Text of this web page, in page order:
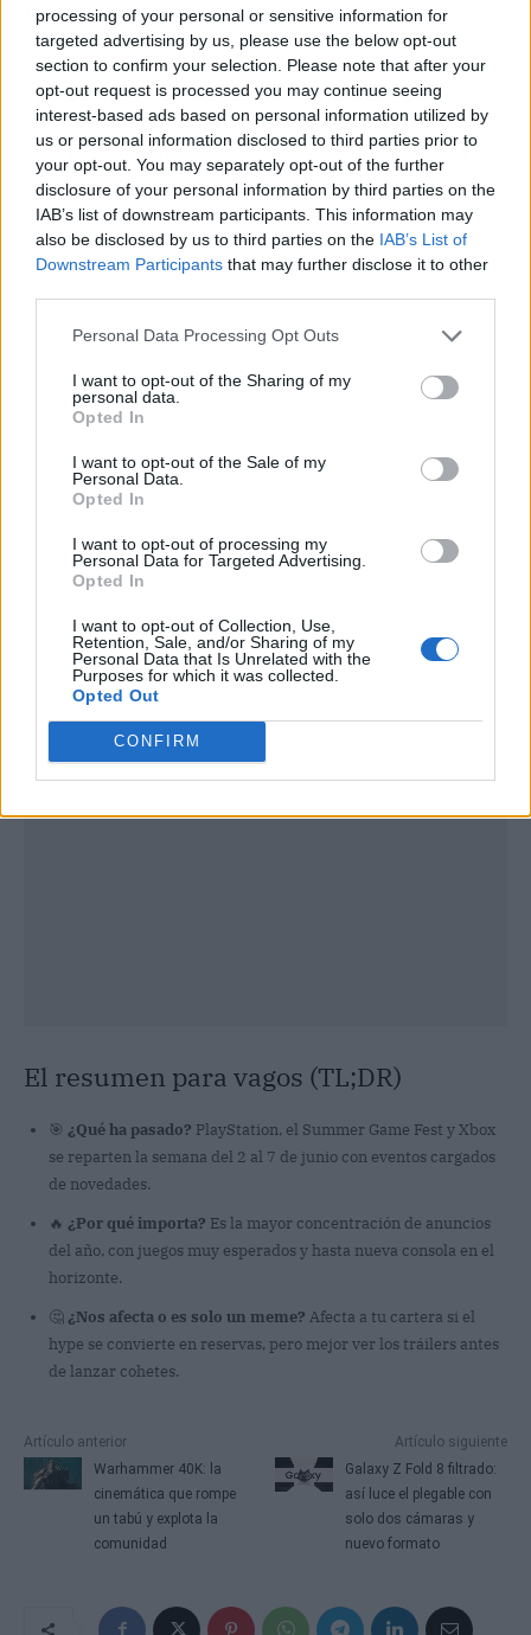
processing of your personal or sensitive information for
targeted advertising by us, please use the below opt-out
section to confirm your selection. Please note that after your
opt-out request is processed you may continue seeing
interest-based ads based on personal information utilized by
us or personal information disclosed to third parties prior to
your opt-out. You may separately opt-out of the further
disclosure of your personal information by third parties on the
IAB’s list of downstream participants. This information may
also be disclosed by us to third parties on the IAB’s List of
Downstream Participants that may further disclose it to other
Personal Data Processing Opt Outs
I want to opt-out of the Sharing of my
personal data.
Opted In
I want to opt-out of the Sale of my
Personal Data.
Opted In
I want to opt-out of processing my
Personal Data for Targeted Advertising.
Opted In
I want to opt-out of Collection, Use,
Retention, Sale, and/or Sharing of my
Personal Data that Is Unrelated with the
Purposes for which it was collected.
Opted Out
CONFIRM
Hype-O-Meter
Nivel de hype: 8/10.Tres eventos en seis días
con fichajes del calibre de Wolverine, God of
War, Resident Evil y Gears, más la sombra de
una nueva consola de Microsoft. Motivos para el
subidón hay de sobra, pero la historia nos
recuerda que Geoff Keighley no es un genio de
la lámpara y que Sony siempre juega al
despiste. Ilusionados, sí; con cautela, también.
Publicidad
El resumen para vagos (TL;DR)
🎯 ¿Qué ha pasado? PlayStation, el Summer Game Fest y Xbox
se reparten la semana del 2 al 7 de junio con eventos cargados
de novedades.
🔥 ¿Por qué importa? Es la mayor concentración de anuncios
del año, con juegos muy esperados y hasta nueva consola en el
horizonte.
🤔¿Nos afecta o es solo un meme? Afecta a tu cartera si el
hype se convierte en reservas, pero mejor ver los tráilers antes
de lanzar cohetes.
Artículo anterior
Warhammer 40K: la
cinemática que rompe
un tabú y explota la
comunidad
Artículo siguiente
Galaxy Z Fold 8 filtrado:
así luce el plegable con
solo dos cámaras y
nuevo formato